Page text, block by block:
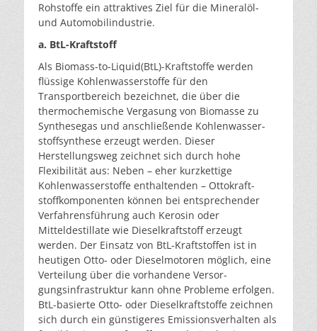
Rohstoffe ein at­traktives Ziel für die Mineralöl-
und Automobilindustrie.
a. BtL-Kraftstoff
Als Biomass-to-Liquid(BtL)-Kraftstoffe werden
flüssige Kohlenwasserstoffe für den
Transportbereich bezeichnet, die über die
thermochemische Vergasung von Biomasse zu
Synthesegas und anschließende Kohlenwasser­
stoffsynthese erzeugt werden. Dieser
Herstellungsweg zeichnet sich durch hohe
Flexibilität aus: Neben – eher kurzkettige
Kohlenwasserstoffe enthaltenden – Ottokraft­
stoffkomponenten können bei entsprechender
Verfahrens­führung auch Kerosin oder
Mitteldestillate wie Diesel­kraftstoff erzeugt
werden. Der Einsatz von BtL-Kraftstoffen ist in
heutigen Otto- oder Dieselmotoren möglich, eine
Verteilung über die vorhandene Versor­
gungsinfrastruktur kann ohne Probleme erfolgen.
BtL-ba­sierte Otto- oder Dieselkraftstoffe zeichnen
sich durch ein günstigeres Emissionsverhalten als